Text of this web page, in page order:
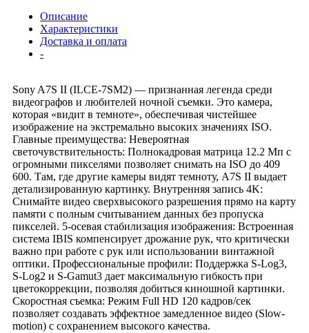
Описание
Характеристики
Доставка и оплата
-
Sony A7S II (ILCE-7SM2) — признанная легенда среди
видеографов и любителей ночной съемки. Это камера,
которая «видит в темноте», обеспечивая чистейшее
изображение на экстремально высоких значениях ISO.
Главные преимущества: Невероятная
светочувствительность: Полнокадровая матрица 12.2 Мп с
огромными пикселями позволяет снимать на ISO до 409
600. Там, где другие камеры видят темноту, A7S II выдает
детализированную картинку. Внутренняя запись 4K:
Снимайте видео сверхвысокого разрешения прямо на карту
памяти с полным считыванием данных без пропуска
пикселей. 5-осевая стабилизация изображения: Встроенная
система IBIS компенсирует дрожание рук, что критически
важно при работе с рук или использовании винтажной
оптики. Профессиональные профили: Поддержка S-Log3,
S-Log2 и S-Gamut3 дает максимальную гибкость при
цветокоррекции, позволяя добиться киношной картинки.
Скоростная съемка: Режим Full HD 120 кадров/сек
позволяет создавать эффектное замедленное видео (Slow-
motion) с сохранением высокого качества.